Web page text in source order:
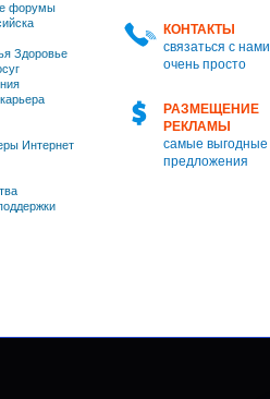
КОНТАКТЫ
связаться с нами
очень просто
РАЗМЕЩЕНИЕ
РЕКЛАМЫ
самые выгодные
предложения
форумы
Здоровье
Интернет